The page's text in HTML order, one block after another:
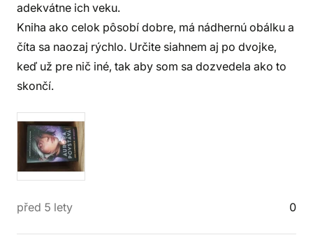
adekvátne ich veku.
Kniha ako celok pôsobí dobre, má nádhernú obálku a
číta sa naozaj rýchlo. Určite siahnem aj po dvojke,
keď už pre nič iné, tak aby som sa dozvedela ako to
skončí.
před 5 lety 0